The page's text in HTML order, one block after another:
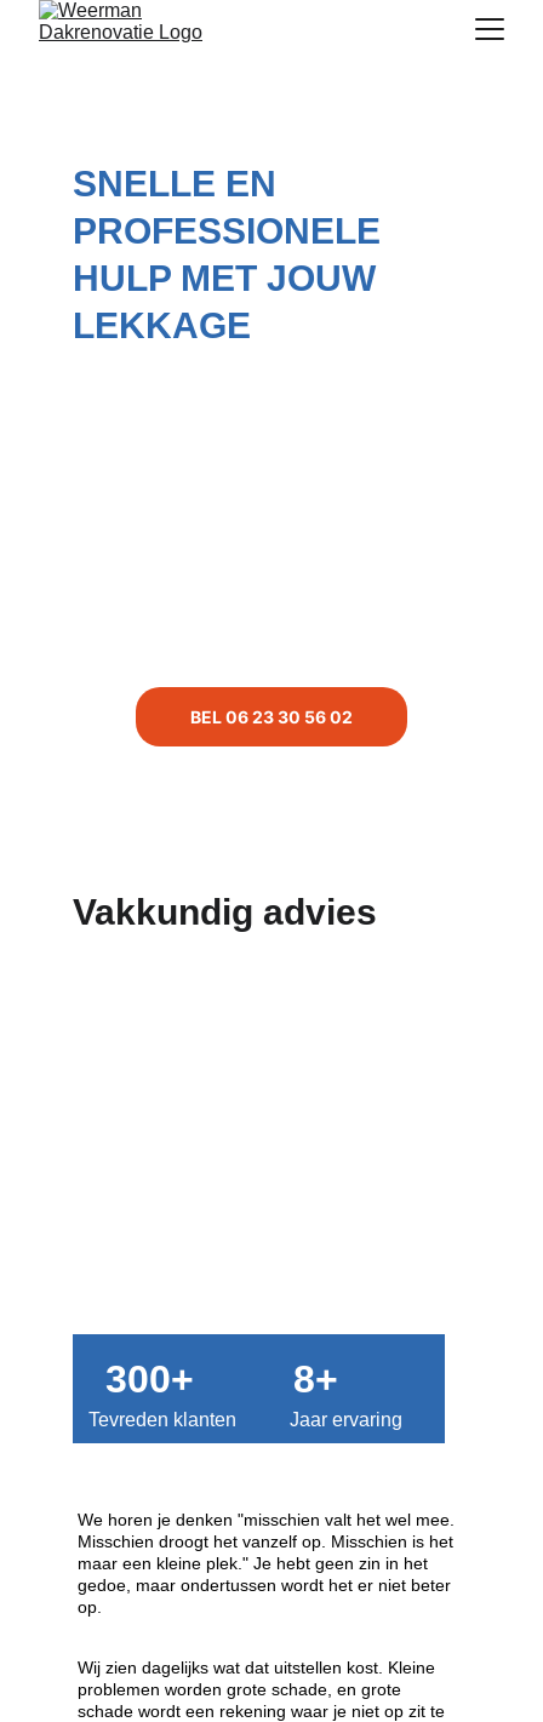
BEL 06 23 30 56 02
SNELLE EN
PROFESSIONELE
HULP MET JOUW
LEKKAGE
Vakkundig advies
We horen je denken "misschien valt het wel mee.
Misschien droogt het vanzelf op. Misschien is het
maar een kleine plek." Je hebt geen zin in het
gedoe, maar ondertussen wordt het er niet beter
op.
Wij zien dagelijks wat dat uitstellen kost. Kleine
problemen worden grote schade, en grote
schade wordt een rekening waar je niet op zit te
300+ 8+
Jaar ervaring
Tevreden klanten